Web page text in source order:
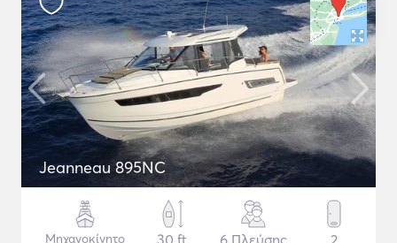
Jeanneau 895NC
Μηχανοκίνητο
30 ft
6 Πλεύσης 2